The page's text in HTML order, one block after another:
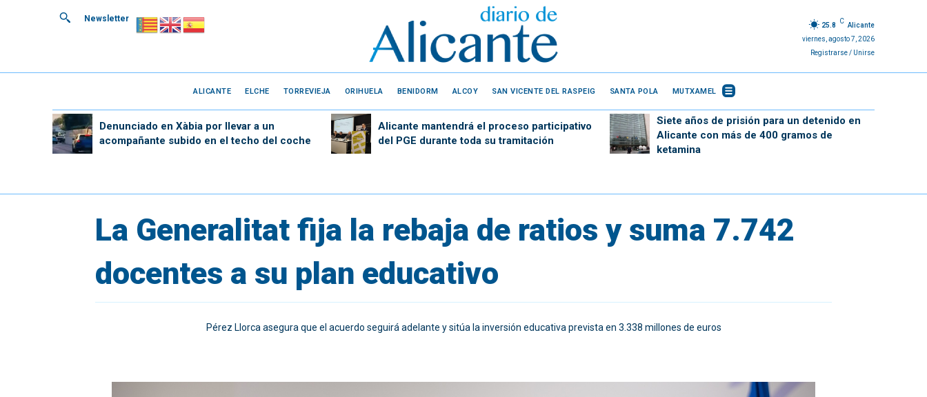
Newsletter
25.8
C
Alicante
viernes, agosto 7, 2026
Registrarse / Unirse
ALICANTE ELCHE TORREVIEJA ORIHUELA BENIDORM ALCOY SAN VICENTE DEL RASPEIG SANTA POLA MUTXAMEL
Denunciado en Xàbia por llevar a un
acompañante subido en el techo del coche
Alicante mantendrá el proceso participativo
del PGE durante toda su tramitación
Siete años de prisión para un detenido en
Alicante con más de 400 gramos de
ketamina
La Generalitat fija la rebaja de ratios y suma 7.742
docentes a su plan educativo
Pérez Llorca asegura que el acuerdo seguirá adelante y sitúa la inversión educativa prevista en 3.338 millones de euros